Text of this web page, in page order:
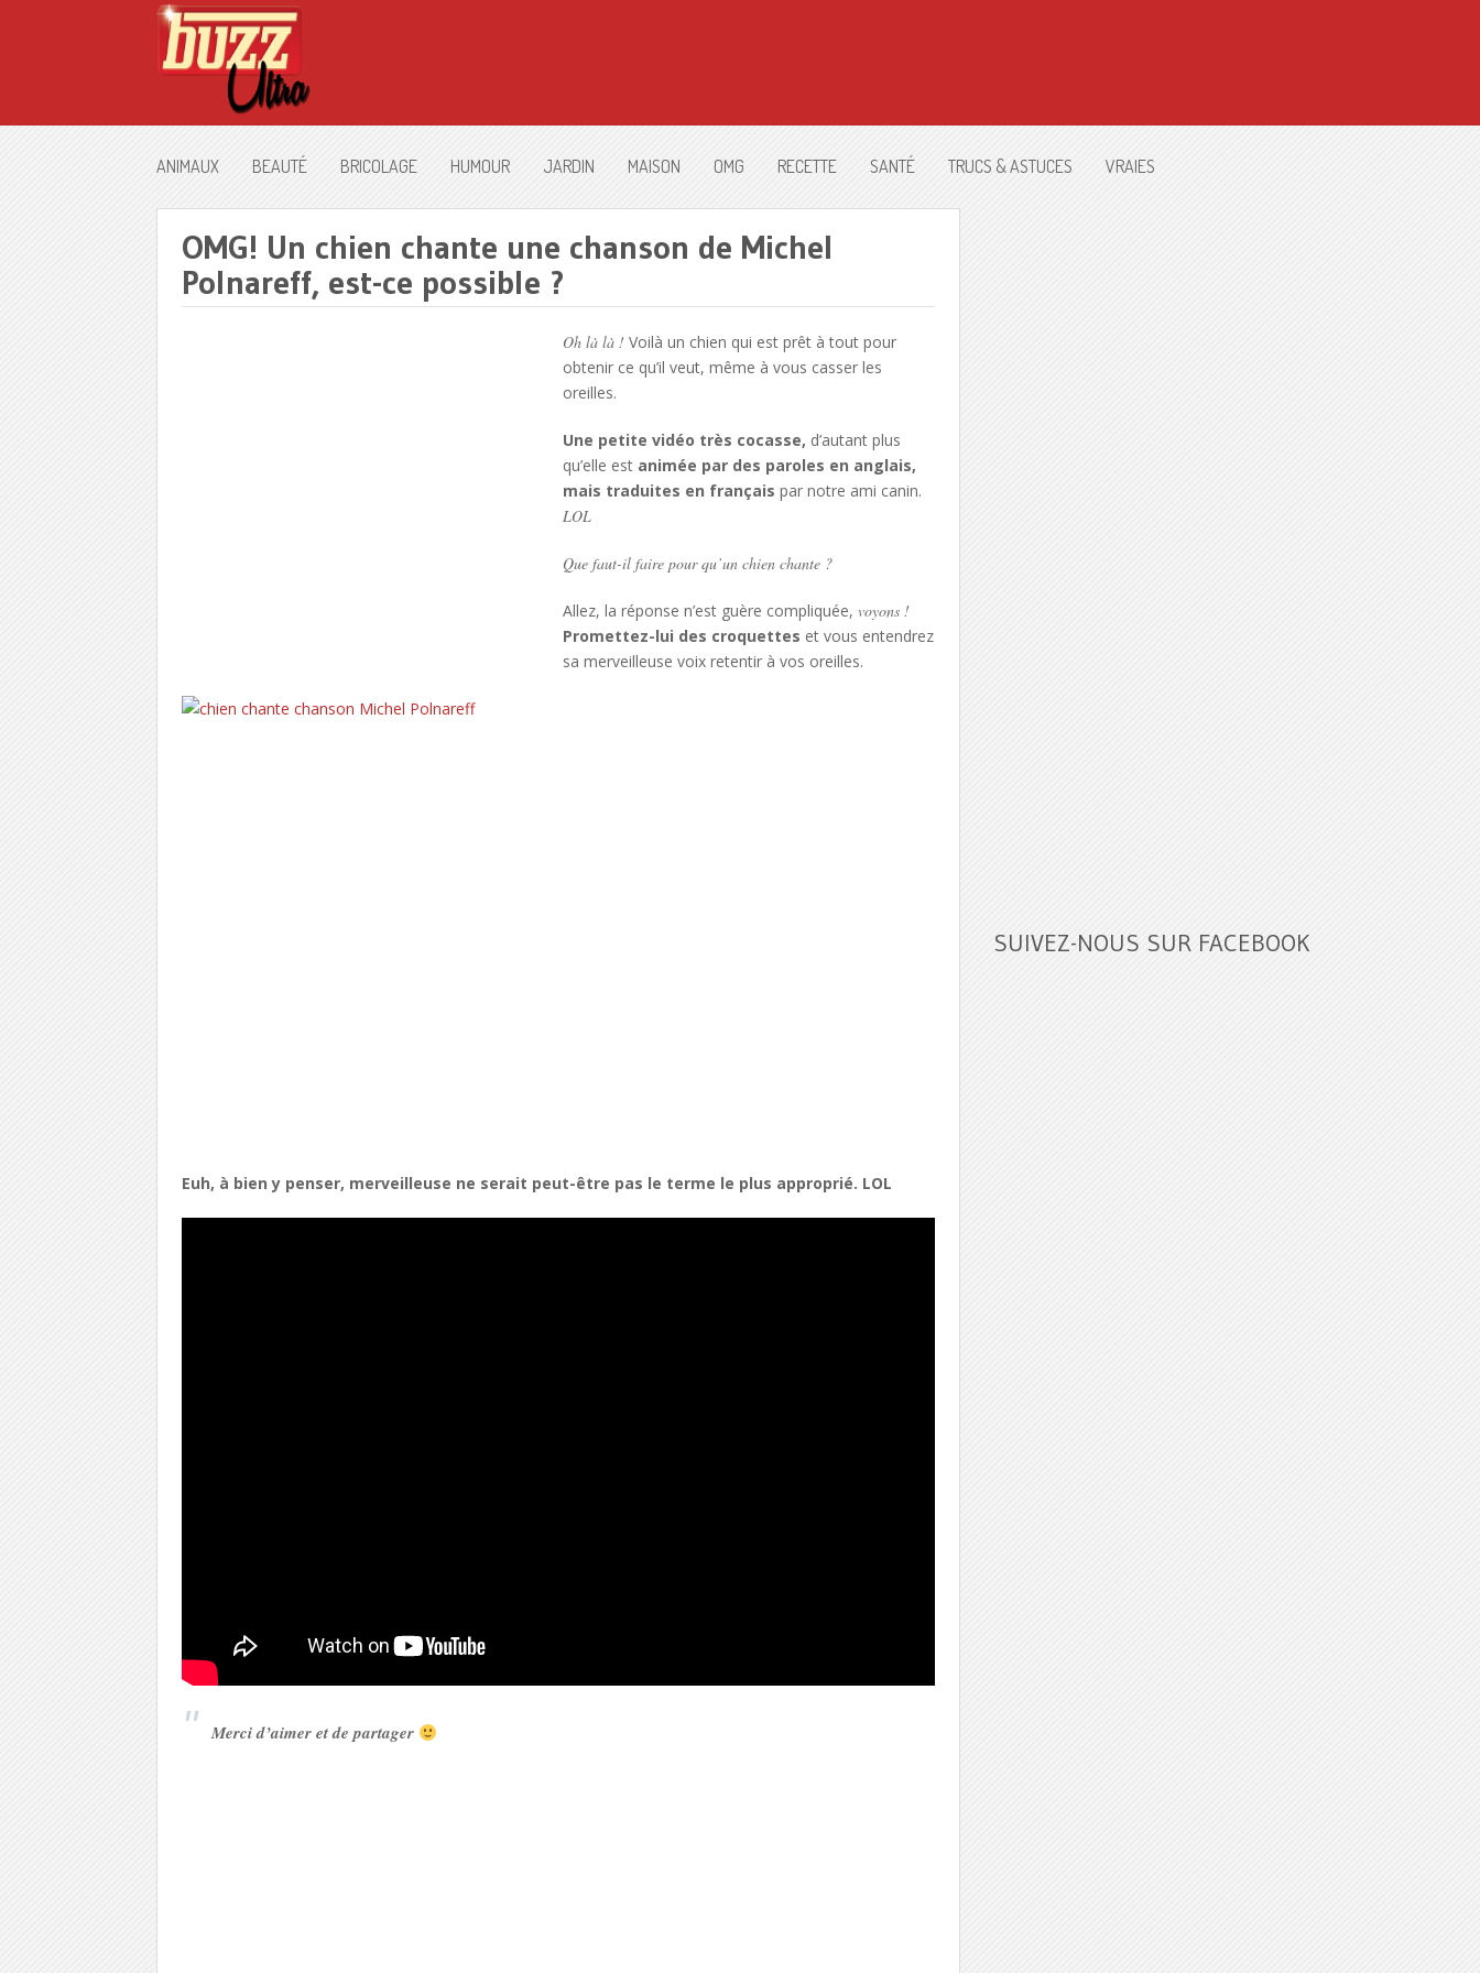
ANIMAUX BEAUTÉ BRICOLAGE HUMOUR JARDIN MAISON OMG RECETTE SANTÉ TRUCS & ASTUCES VRAIES
OMG! Un chien chante une chanson de Michel
Polnareff, est-ce possible ?
Oh là là ! Voilà un chien qui est prêt à tout pour
obtenir ce qu’il veut, même à vous casser les
oreilles.
Une petite vidéo très cocasse, d’autant plus
qu’elle estanimée par des paroles en anglais,
mais traduites en français par notre ami canin.
LOL
Que faut-il faire pour qu’un chien chante ?
Allez, la réponse n’est guère compliquée, voyons !
Promettez-lui des croquettes et vous entendrez
sa merveilleuse voix retentir à vos oreilles.
Euh, à bien y penser, merveilleuse ne serait peut-être pas le terme le plus approprié. LOL
Merci d’aimer et de partager
SUIVEZ-NOUS SUR FACEBOOK